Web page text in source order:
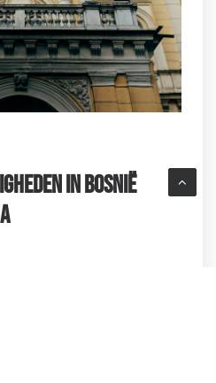
IN BOSNIË